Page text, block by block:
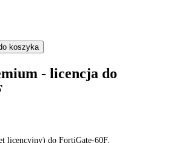
koszyka
- licencja do
licencyjny) do FortiGate-60F.